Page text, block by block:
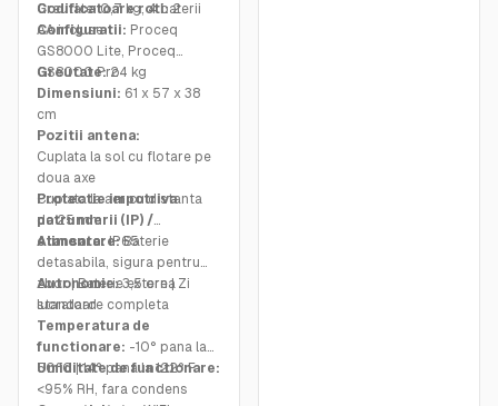
Greutate: 0,7 kg, 4 baterii
AA incluse
Codificatoare roti:2
Configuratii: Proceq
GS8000 Lite, Proceq
GS8000 Pro
Greutate:24 kg
Dimensiuni: 61 x 57 x 38
cm
Pozitii antena:
Cuplata la sol cu flotare pe
doua axe
Cuplata la aer cu distanta
de 25 mm
Protectie impotriva
patrunderii (IP) /
etansare:IP65
Alimentare:Baterie
detasabila, sigura pentru
zbor | Baterie externa
standard
Autonomie:3,5 ore | Zi
lucratoare completa
Temperatura de
functionare: -10° pana la
50°C | 14° pana la 122° F
Umiditate de functionare:
<95% RH, fara condens